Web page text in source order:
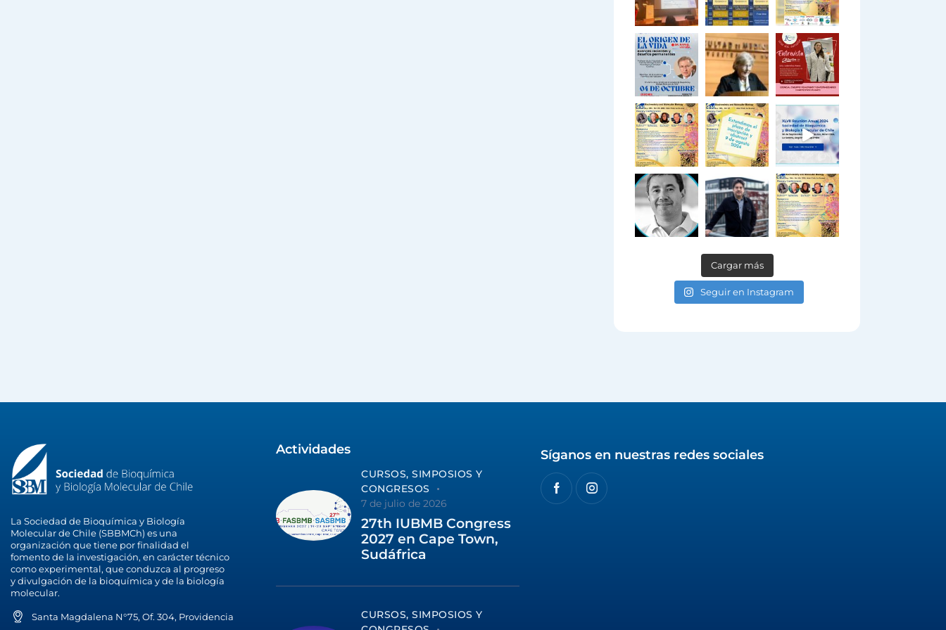
Cargar más
Seguir en Instagram
La Sociedad de Bioquímica y Biología
Molecular de Chile (SBBMCh) es una
organización que tiene por finalidad el
fomento de la investigación, en carácter técnico
como experimental, que conduzca al progreso
y divulgación de la bioquímica y de la biología
molecular.
Santa Magdalena N°75, Of. 304, Providencia
Actividades
CURSOS, SIMPOSIOS Y
CONGRESOS
7 de julio de 2026
27th IUBMB Congress
2027 en Cape Town,
Sudáfrica
CURSOS, SIMPOSIOS Y
Síganos en nuestras redes sociales